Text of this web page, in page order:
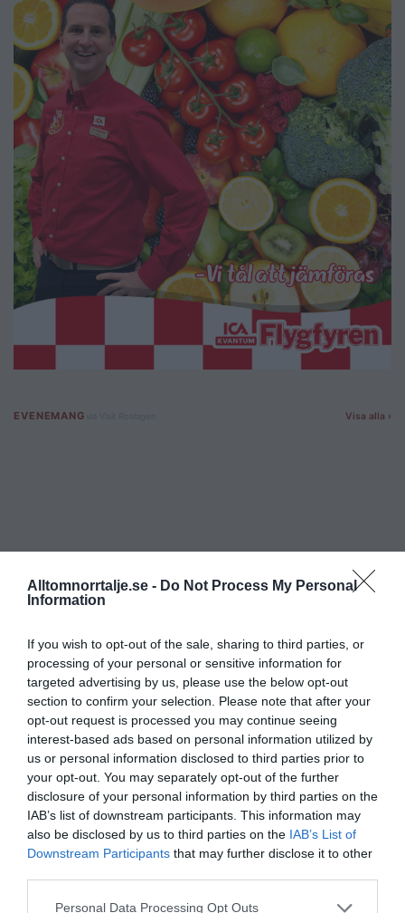
Alltomnorrtalje.se - Do Not Process My Personal
Information
If you wish to opt-out of the sale, sharing to third parties, or
processing of your personal or sensitive information for
targeted advertising by us, please use the below opt-out
section to confirm your selection. Please note that after your
opt-out request is processed you may continue seeing
interest-based ads based on personal information utilized by
us or personal information disclosed to third parties prior to
your opt-out. You may separately opt-out of the further
disclosure of your personal information by third parties on the
IAB’s list of downstream participants. This information may
also be disclosed by us to third parties on the IAB’s List of
Downstream Participants that may further disclose it to other
Personal Data Processing Opt Outs